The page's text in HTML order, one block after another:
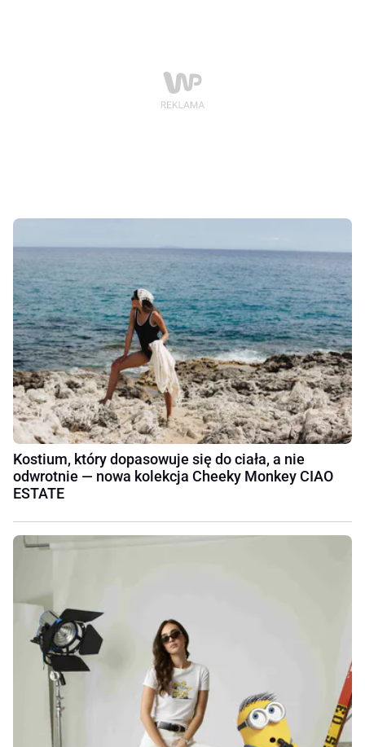
Kostium, który dopasowuje się do ciała, a nie
odwrotnie — nowa kolekcja Cheeky Monkey CIAO
ESTATE